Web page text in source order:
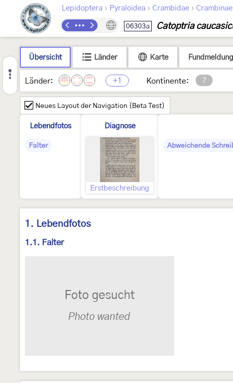
Lepidoptera › Pyraloidea › Crambidae › Crambinae
06303a Catoptria
Übersicht Länder Karte
Länder: +1 Kontinente: ?
Neues Layout der Navigation (Beta Test)
Lebendfotos
Falter
Diagnose
Erstbeschreibung
Abweichende
1. Lebendfotos
1.1. Falter